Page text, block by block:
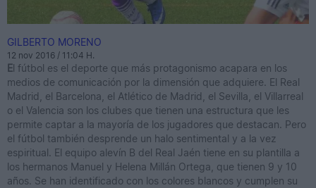
GILBERTO MORENO
12 nov 2016 / 11:04 H.
El fútbol es el deporte que más protagonismo acapara en los
medios de comunicación por la dimensión que adquiere. El Real
Madrid, el Barcelona, el Atlético de Madrid, el Sevilla, el Villarreal
o el Valencia son los clubes que tienen una estructura que les
permite captar a la mayoría de los jugadores que destacan. Pero
el fútbol también desprende un halo sentimental y a la vez
espiritual. El equipo alevín B del Real Jaén tiene en su plantilla a
los hermanos Manuel y Helena Millán Ortega, que tienen 9 y 10
años. Se han identificado con los colores blancos y cumplen su